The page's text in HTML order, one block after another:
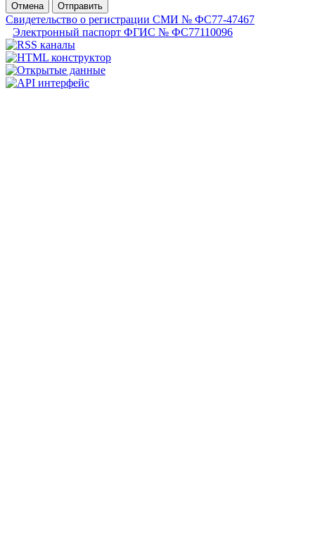
Отмена
Отправить
Свидетельство о регистрации СМИ № ФС77-47467
Электронный паспорт ФГИС № ФС77110096